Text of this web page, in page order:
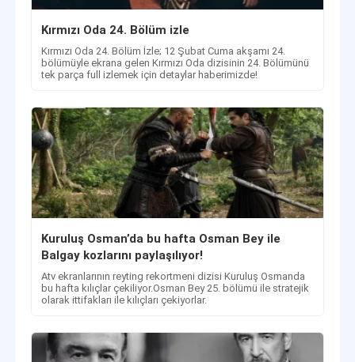
Kırmızı Oda 24. Bölüm izle
Kırmızı Oda 24. Bölüm İzle; 12 Şubat Cuma akşamı 24.
bölümüyle ekrana gelen Kırmızı Oda dizisinin 24. Bölümünü
tek parça full izlemek için detaylar haberimizde!
Kuruluş Osman’da bu hafta Osman Bey ile
Balgay kozlarını paylaşılıyor!
​​​​​​​Atv ekranlarının reyting rekortmeni dizisi Kuruluş Osmanda
bu hafta kılıçlar çekiliyor.Osman Bey 25. bölümü ile stratejik
olarak ittifakları ile kılıçları çekiyorlar.